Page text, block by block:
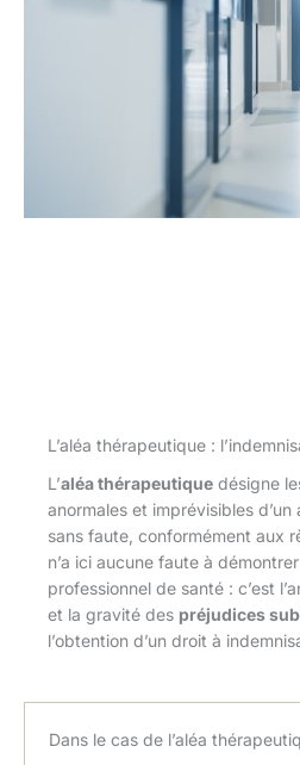
L’aléa thérapeutique :
L’aléa thérapeutique désigne
anormales et imprévisibles
sans faute, conformément aux
n’a ici aucune faute à
professionnel de santé : c’est
et la gravité des préjudices
l’obtention d’un droit à
Dans le cas de l’aléa